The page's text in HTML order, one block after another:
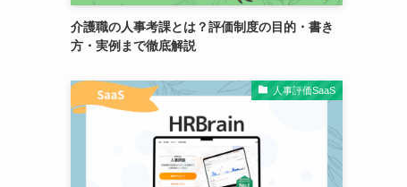
介護職の人事考課とは？評価制度の目的・書き
方・実例まで徹底解説
人事評価SaaS